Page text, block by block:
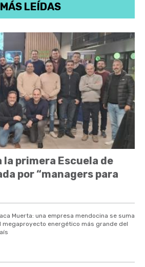
MÁS LEÍDAS
la primera Escuela de
por “managers para
Muerta: una empresa mendocina se suma
megaproyecto energético más grande del